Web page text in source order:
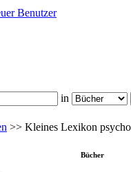
Benutzer
in
>> Kleines Lexikon
Bücher